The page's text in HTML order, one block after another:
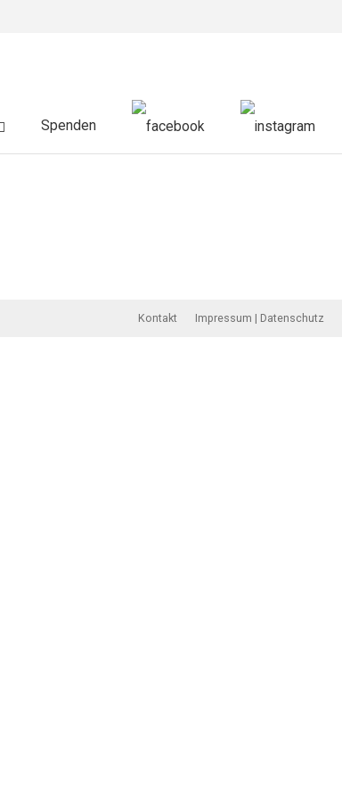
Spenden
Kontakt Impressum | Datenschutz